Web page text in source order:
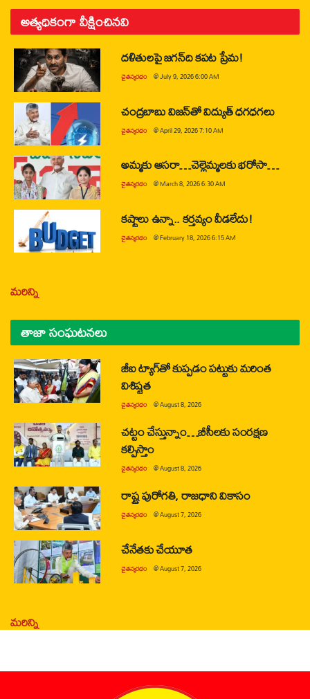
అత్యధికంగా వీక్షించినవి
దళితులపై జగన్‌ది కపట ప్రేమ!
చైతన్యరధం @July 9, 2026 6:00 AM
చంద్రబాబు విజన్‌తో విద్యుత్ ధగధగలు
చైతన్యరధం @April 29, 2026 7:10 AM
అమ్మకు ఆసరా…చెల్లెమ్మలకు భరోసా…
చైతన్యరధం @March 8, 2026 6:30 AM
కష్టాలు ఉన్నా.. కర్తవ్యం వీడలేదు!
చైతన్యరధం @February 18, 2026 6:15 AM
మరిన్ని
తాజా సంఘటనలు
జీఐ ట్యాగ్‌తో కుప్పడం పట్టుకు మరింత
విశిష్టత
చైతన్యరధం @August 8, 2026
చట్టం చేస్తున్నాం…బీసీలకు సంరక్షణ
కల్పిస్తాం
చైతన్యరధం @August 8, 2026
రాష్ట్ర పురోగతి, రాజధాని వికాసం
చైతన్యరధం @August 7, 2026
చేనేతకు చేయూత
చైతన్యరధం @August 7, 2026
మరిన్ని